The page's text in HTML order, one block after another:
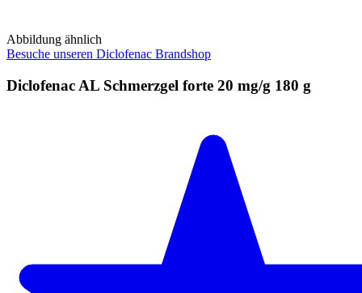
Abbildung ähnlich
Besuche unseren Diclofenac Brandshop
Diclofenac AL Schmerzgel forte 20 mg/g 180 g